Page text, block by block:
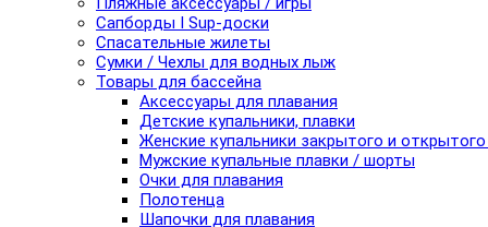
Сапборды I Sup-доски
Спасательные жилеты
Сумки / Чехлы для водных лыж
Товары для бассейна
Аксессуары для плавания
Детские купальники, плавки
Женские купальники закрытого и
Мужские купальные плавки / шорты
Очки для плавания
Полотенца
Шапочки для плавания